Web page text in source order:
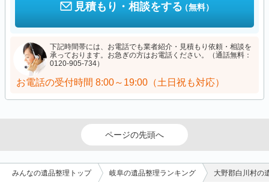
見積もり・相談をする（無料）
下記時間帯には、お電話でも業者紹介・見積もり依頼・相談を
承っております。お急ぎの方はお電話ください。（通話無料：
0120-905-734）
お電話の受付時間 8:00～19:00（土日祝も対応）
ページの先頭へ
みんなの遺品整理トップ 岐阜の遺品整理ランキング 大野郡白川村の